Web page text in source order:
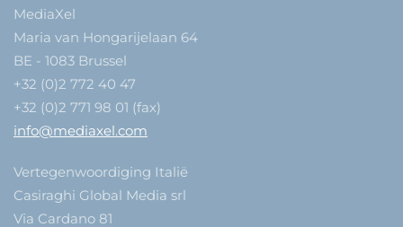
MediaXel
Maria van Hongarijelaan 64
BE - 1083 Brussel
+32 (0)2 772 40 47
+32 (0)2 771 98 01 (fax)
info@mediaxel.com
Vertegenwoordiging Italië
Casiraghi Global Media srl
Via Cardano 81